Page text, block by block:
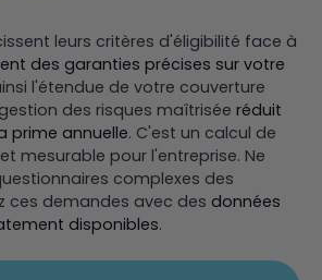
leurs critères d'éligibilité face à
des garanties précises sur votre
l'étendue de votre couverture
des risques maîtrisée réduit
prime annuelle. C'est un calcul de
mesurable pour l'entreprise. Ne
complexes des
ces demandes avec des données
disponibles.